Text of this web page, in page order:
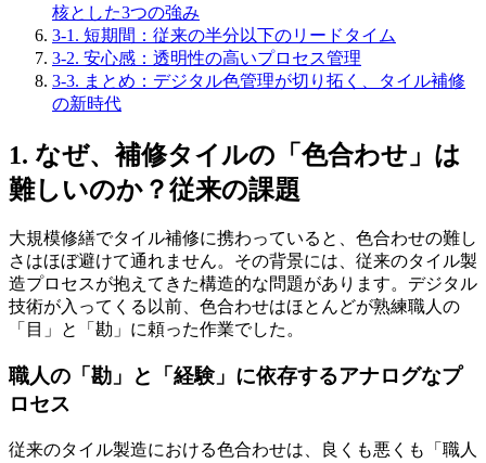
核とした3つの強み
3-1. 短期間：従来の半分以下のリードタイム
3-2. 安心感：透明性の高いプロセス管理
3-3. まとめ：デジタル色管理が切り拓く、タイル補修
の新時代
1. なぜ、補修タイルの「色合わせ」は
難しいのか？従来の課題
大規模修繕でタイル補修に携わっていると、色合わせの難し
さはほぼ避けて通れません。その背景には、従来のタイル製
造プロセスが抱えてきた構造的な問題があります。デジタル
技術が入ってくる以前、色合わせはほとんどが熟練職人の
「目」と「勘」に頼った作業でした。
職人の「勘」と「経験」に依存するアナログなプ
ロセス
従来のタイル製造における色合わせは、良くも悪くも「職人